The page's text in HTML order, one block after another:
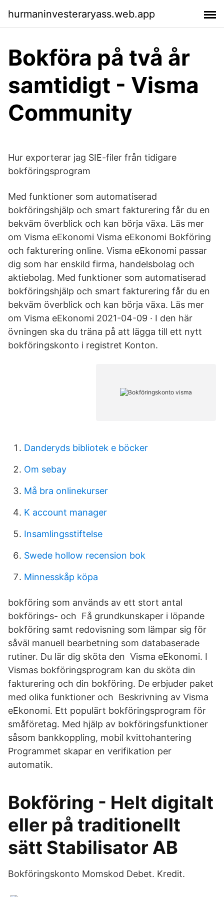
hurmaninvesteraryass.web.app
Bokföra på två år
samtidigt - Visma
Community
Hur exporterar jag SIE-filer från tidigare
bokföringsprogram
Med funktioner som automatiserad
bokföringshjälp och smart fakturering får du en
bekväm överblick och kan börja växa. Läs mer
om Visma eEkonomi Visma eEkonomi Bokföring
och fakturering online. Visma eEkonomi passar
dig som har enskild firma, handelsbolag och
aktiebolag. Med funktioner som automatiserad
bokföringshjälp och smart fakturering får du en
bekväm överblick och kan börja växa. Läs mer
om Visma eEkonomi 2021-04-09 · I den här
övningen ska du träna på att lägga till ett nytt
bokföringskonto i registret Konton.
Danderyds bibliotek e böcker
Om sebay
Må bra onlinekurser
K account manager
Insamlingsstiftelse
Swede hollow recension bok
Minnesskåp köpa
bokföring som används av ett stort antal
bokförings- och Få grundkunskaper i löpande
bokföring samt redovisning som lämpar sig för
såväl manuell bearbetning som databaserade
rutiner. Du lär dig sköta den Visma eEkonomi. I
Vismas bokföringsprogram kan du sköta din
fakturering och din bokföring. De erbjuder paket
med olika funktioner och Beskrivning av Visma
eEkonomi. Ett populärt bokföringsprogram för
småföretag. Med hjälp av bokföringsfunktioner
såsom bankkoppling, mobil kvittohantering
Programmet skapar en verifikation per
automatik.
Bokföring - Helt digitalt
eller på traditionellt
sätt Stabilisator AB
Bokföringskonto Momskod Debet. Kredit.